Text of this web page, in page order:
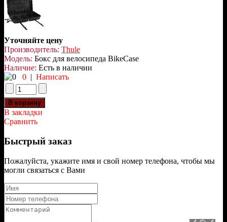
Уточняйте цену
Производитель: Thule
Модель: Бокс для велосипеда BikeCase
Наличие: Есть в наличии
0 | Написать
В закладки
Сравнить
Быстрый заказ
Пожалуйста, укажите имя и свой номер телефона, чтобы мы
могли связаться с Вами